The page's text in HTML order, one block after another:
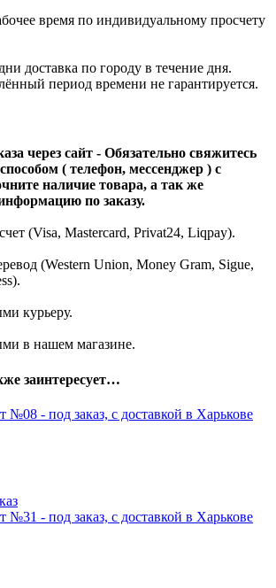
время по индивидуальному просчету
доставка по городу в течение дня.
период времени не гарантируется.
через сайт - Обязательно свяжитесь
( телефон, мессенджер ) с
наличие товара, а так же
по заказу.
(Visa, Mastercard, Privat24, Liqpay).
(Western Union, Money Gram, Sigue,
курьеру.
в нашем магазине.
заинтересует…